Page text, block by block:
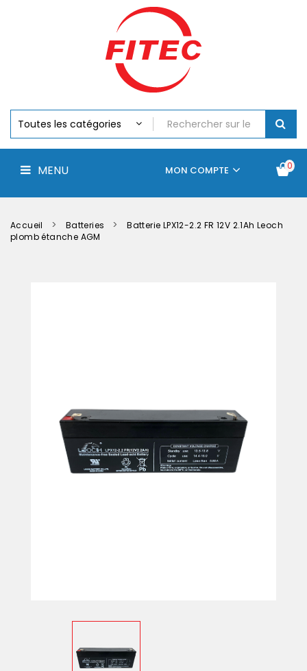
MENU 0
MON COMPTE
Chargeurs
Accus
Perceuse,
Visseuse
Batteries
Accueil Batteries
Batterie LPX12-2.2 FR 12V 2.1Ah Leoch
plomb étanche AGM